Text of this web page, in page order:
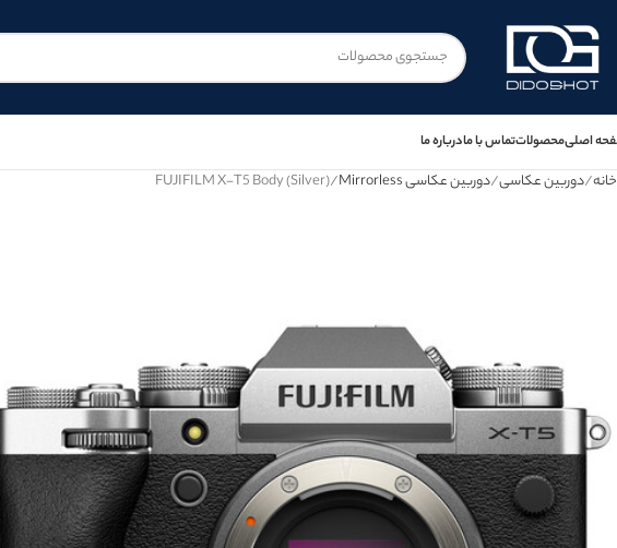
اصلیمحصولاتتماس با مادرباره ما
خانه دوربین عکاسی دوربین عکاسی Mirrorless FUJIFILM X-T5 Body (Silver)